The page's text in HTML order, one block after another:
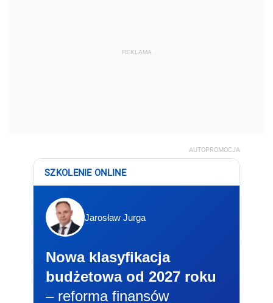
REKLAMA
AUTOPROMOCJA
SZKOLENIE ONLINE
Jarosław Jurga
Nowa klasyfikacja
budżetowa od 2027 roku
– reforma finansów